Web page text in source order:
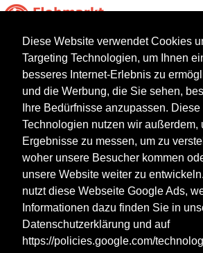
Diese Website verwendet Cookies
Targeting Technologien, um Ihnen
besseres Internet-Erlebnis zu
und die Werbung, die Sie sehen,
Ihre Bedürfnisse anzupassen. Diese
Technologien nutzen wir außerdem,
Ergebnisse zu messen, um zu
woher unsere Besucher kommen
unsere Website weiter zu
nutzt diese Webseite Google Ads,
Informationen dazu finden Sie in
Datenschutzerklärung und auf
https://policies.google.com/
Flohmarkt in